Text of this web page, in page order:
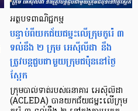
អត្ថបទពាណិជ្ជកម្ម
បន្ទាប់ពីយកជ័យជម្នះលើក្រុមកូរ៉េ ៣
ទល់នឹង ២ ក្រុម អេស៊ីលីដា នឹង
ត្រូវបន្ដជួបជាមួយក្រុមជប៉ុននៅថ្ងៃ
ស្អែក
ក្រុមបាល់ទាត់របស់ធនាគារ អេស៊ីលីដា
(ACLEDA) បានយកជ័យជម្នះលើក្រុម